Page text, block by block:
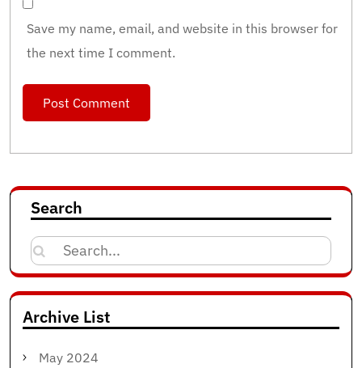
Save my name, email, and website in this browser for
the next time I comment.
Search
Search
for:
Archive List
May 2024